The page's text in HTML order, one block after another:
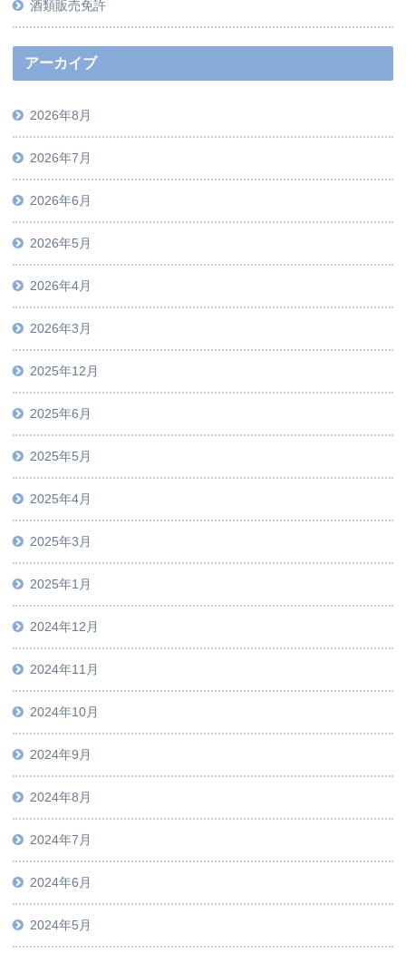
酒類販売免許
アーカイブ
2026年8月
2026年7月
2026年6月
2026年5月
2026年4月
2026年3月
2025年12月
2025年6月
2025年5月
2025年4月
2025年3月
2025年1月
2024年12月
2024年11月
2024年10月
2024年9月
2024年8月
2024年7月
2024年6月
2024年5月